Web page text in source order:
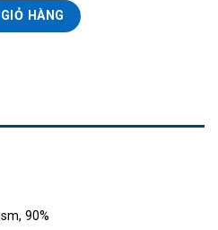
90% số lượng
HÀNG
90%